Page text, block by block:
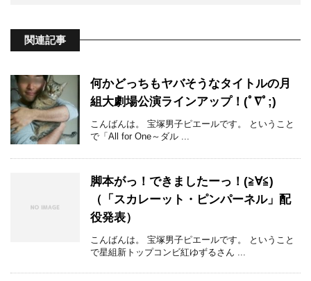
関連記事
何かどっちもヤバそうなタイトルの月
組大劇場公演ラインアップ！(ﾟ∇ﾟ;)
こんばんは。 宝塚男子ピエールです。 ということ
で「All for One～ダル ...
脚本がっ！できましたーっ！(≧∀≦)
（「スカレーット・ピンパーネル」配
役発表）
こんばんは。 宝塚男子ピエールです。 ということ
で星組新トップコンビ紅ゆずるさん ...